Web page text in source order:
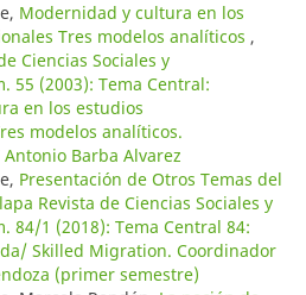
Modernidad y cultura en los
Tres modelos analíticos ,
Ciencias Sociales y
55 (2003): Tema Central:
en los estudios
modelos analíticos.
Barba Alvarez
Presentación de Otros Temas del
Revista de Ciencias Sociales y
84/1 (2018): Tema Central 84:
Skilled Migration. Coordinador
(primer semestre)